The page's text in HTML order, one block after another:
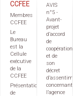
CCFEE
Membres
CCFEE
Le
Bureau
est la
Cellule
exécutive
de la
CCFEE
Présentation
de
AVIS
n°5 -
Avant-
projet
d’accord
de
coopération
et de
son
décret
concernant
l’agence